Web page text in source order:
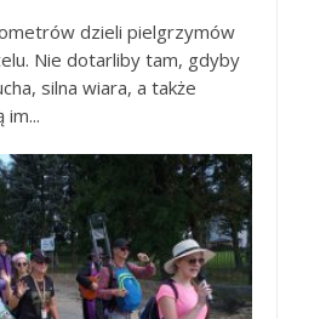
dzieli pielgrzymów
Nie dotarliby tam, gdyby
silna wiara, a także
im...